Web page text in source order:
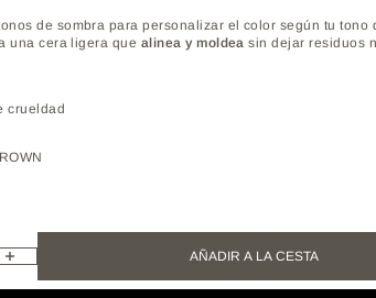
de sombra para personalizar el color según tu tono
una cera ligera que alinea y moldea sin dejar residuos
crueldad
cantidad AÑADIR A LA CESTA